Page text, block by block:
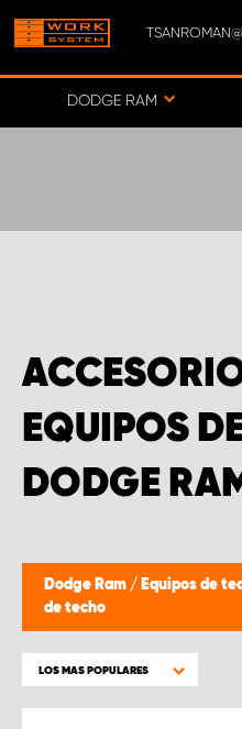
DODGE RAM
EQUIPOS
DODGE
Dodge Ram / Equipos de
de techo
LOS MAS POPULARES
ENCUENTRE
CERCA